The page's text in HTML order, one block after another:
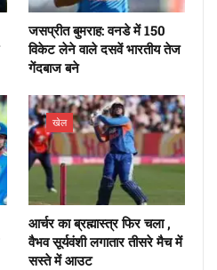
जसप्रीत बुमराह: वनडे में 150
विकेट लेने वाले दसवें भारतीय तेज
गेंदबाज बने
खेल
आर्चर का ब्रह्मास्त्र फिर चला ,
वैभव सूर्यवंशी लगातार तीसरे मैच में
सस्ते में आउट